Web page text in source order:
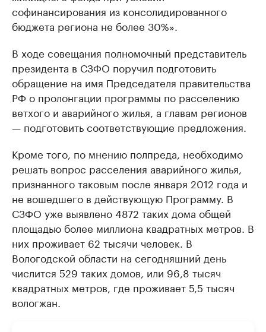
софинансирования из консолидированного
бюджета региона не более 30%».
В ходе совещания полномочный представитель
президента в СЗФО поручил подготовить
обращение на имя Председателя правительства
РФ о пролонгации программы по расселению
ветхого и аварийного жилья, а главам регионов
— подготовить соответствующие предложения.
Кроме того, по мнению полпреда, необходимо
решать вопрос расселения аварийного жилья,
признанного таковым после января 2012 года и
не вошедшего в действующую Программу. В
СЗФО уже выявлено 4872 таких дома общей
площадью более миллиона квадратных метров. В
них проживает 62 тысячи человек. В
Вологодской области на сегодняшний день
числится 529 таких домов, или 96,8 тысяч
квадратных метров, где проживает 5,5 тысяч
вологжан.